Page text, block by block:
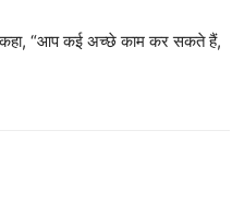
ने कहा, “आप कई अच्छे काम कर सकते हैं,